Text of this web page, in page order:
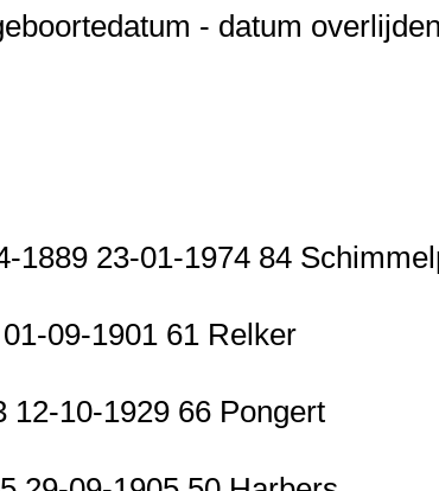
- datum
1889 23-01-1974 84
09-1901 61 Relker
12-10-1929 66 Pongert